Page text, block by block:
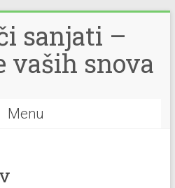
sanjati –
vaših snova
Menu